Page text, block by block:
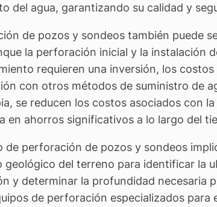
del agua, garantizando su calidad y
de pozos y sondeos también puede
la perforación inicial y la instalación
requieren una inversión, los
con otros métodos de suministro de
se reducen los costos asociados con
en ahorros significativos a lo largo del
de perforación de pozos y sondeos
geológico del terreno para identificar la
y determinar la profundidad necesaria
de perforación especializados para